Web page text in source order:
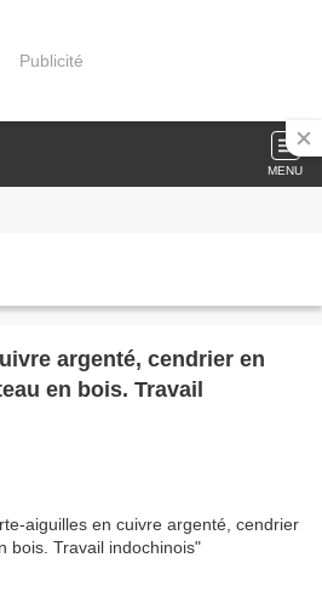
Publicité
MENU
argenté, cendrier en
en bois. Travail